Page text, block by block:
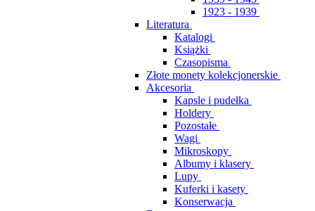
1923 - 1939
Literatura
Katalogi
Książki
Czasopisma
Złote monety kolekcjonerskie
Akcesoria
Kapsle i pudełka
Holdery
Pozostałe
Wagi
Mikroskopy
Albumy i klasery
Lupy
Kuferki i kasety
Konserwacja